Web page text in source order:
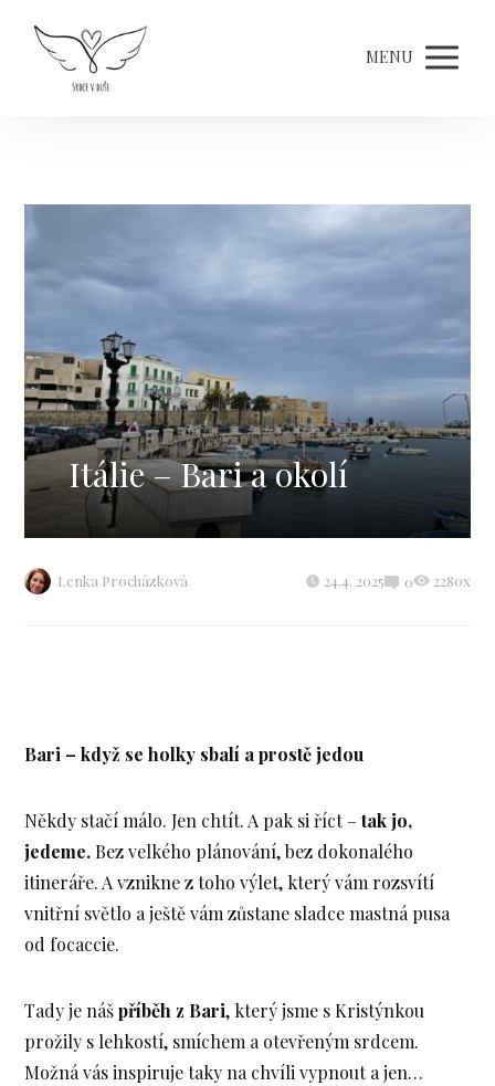
MENU
Itálie – Bari a okolí
Lenka Procházková 24.4. 2025 0 2280x
Bari – když se holky sbalí a prostě jedou
Někdy stačí málo. Jen chtít. A pak si říct –tak jo,
jedeme.Bez velkého plánování, bez dokonalého
itineráře. A vznikne z toho výlet, který vám rozsvítí
vnitřní světlo a ještě vám zůstane sladce mastná pusa
od focaccie.
Tady je nášpříběh z Bari, který jsme s Kristýnkou
prožily s lehkostí, smíchem a otevřeným srdcem.
Možná vás inspiruje taky na chvíli vypnout a jen…